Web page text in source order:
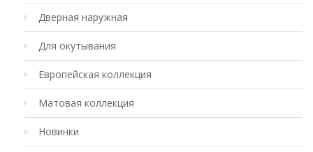
Дверная наружная
Для окутывания
Европейская коллекция
Матовая коллекция
Новинки